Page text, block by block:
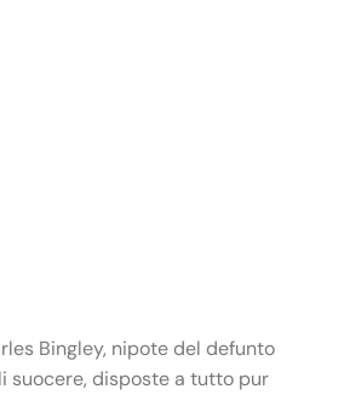
Bingley, nipote del defunto
suocere, disposte a tutto pur